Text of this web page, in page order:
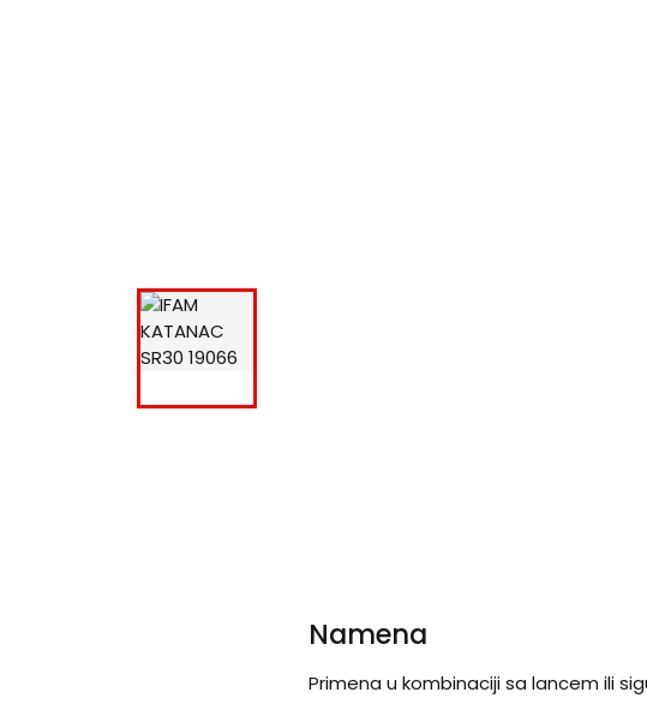
Namena
Primena u kombinaciji sa lancem ili